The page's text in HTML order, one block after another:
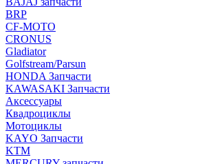
BRP
CF-MOTO
CRONUS
Gladiator
Golfstream/Parsun
HONDA Запчасти
KAWASAKI Запчасти
Аксессуары
Квадроциклы
Мотоциклы
KAYO Запчасти
KTM